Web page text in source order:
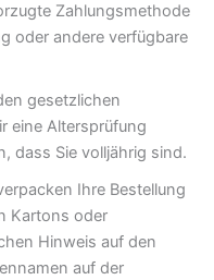
Zahlungsmethode
oder andere verfügbare
gesetzlichen
eine Altersprüfung
dass Sie volljährig sind.
Ihre Bestellung
Kartons oder
Hinweis auf den
auf der